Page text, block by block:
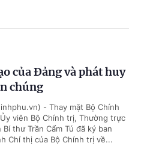
của Đảng và phát huy
chúng
- Thay mặt Bộ Chính
viên Bộ Chính trị, Thường trực
Bí thư Trần Cẩm Tú đã ký ban
Chỉ thị của Bộ Chính trị về...